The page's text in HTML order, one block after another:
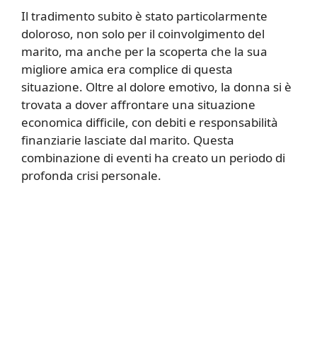
Il tradimento subito è stato particolarmente
doloroso, non solo per il coinvolgimento del
marito, ma anche per la scoperta che la sua
migliore amica era complice di questa
situazione. Oltre al dolore emotivo, la donna si è
trovata a dover affrontare una situazione
economica difficile, con debiti e responsabilità
finanziarie lasciate dal marito. Questa
combinazione di eventi ha creato un periodo di
profonda crisi personale.